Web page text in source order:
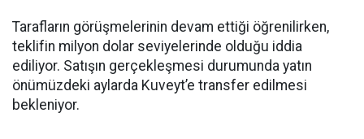
Tarafların görüşmelerinin devam ettiği öğrenilirken,
teklifin milyon dolar seviyelerinde olduğu iddia
ediliyor. Satışın gerçekleşmesi durumunda yatın
önümüzdeki aylarda Kuveyt’e transfer edilmesi
bekleniyor.